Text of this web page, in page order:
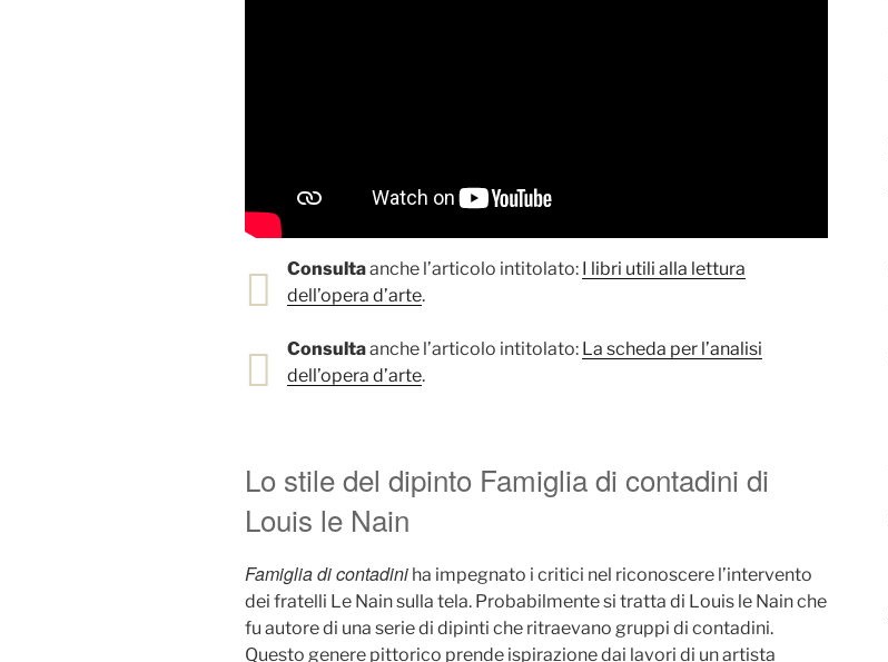
Consultaanche l’articolo intitolato: I libri utili alla lettura
dell’opera d’arte.
Consultaanche l’articolo intitolato: La scheda per l’analisi
dell’opera d’arte.
Lo stile del dipinto Famiglia di contadini di
Louis le Nain
Famiglia di contadini ha impegnato i critici nel riconoscere l’intervento
dei fratelli Le Nain sulla tela. Probabilmente si tratta di Louis le Nain che
fu autore di una serie di dipinti che ritraevano gruppi di contadini.
Questo genere pittorico prende ispirazione dai lavori di un artista